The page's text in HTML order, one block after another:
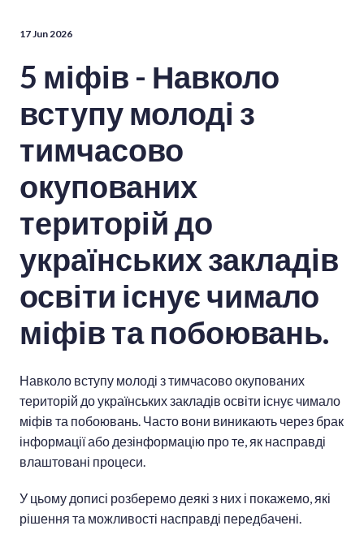
17 Jun 2026
5 міфів - Навколо
вступу молоді з
тимчасово
окупованих
територій до
українських закладів
освіти існує чимало
міфів та побоювань.
Навколо вступу молоді з тимчасово окупованих
територій до українських закладів освіти існує чимало
міфів та побоювань. Часто вони виникають через брак
інформації або дезінформацію про те, як насправді
влаштовані процеси.
У цьому дописі розберемо деякі з них і покажемо, які
рішення та можливості насправді передбачені.